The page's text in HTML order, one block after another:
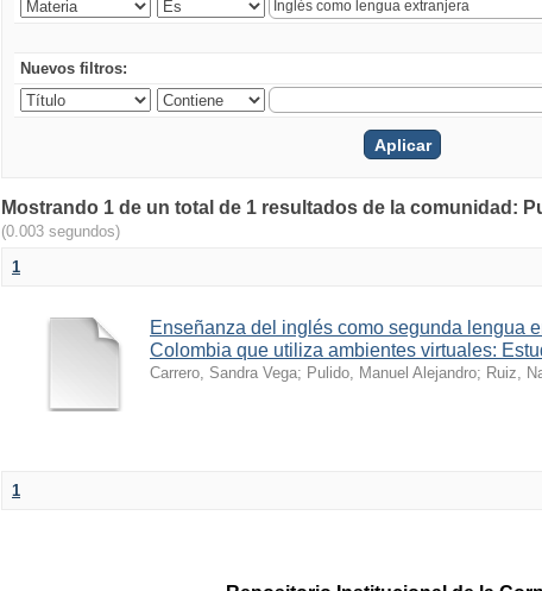
Nuevos filtros:
Mostrando 1 de un total de 1 resultados de la comunidad:
(0.003 segundos)
1
Enseñanza del inglés como segunda lengua
Colombia que utiliza ambientes virtuales:
Carrero, Sandra Vega; Pulido, Manuel Alejandro; Ruiz,
1